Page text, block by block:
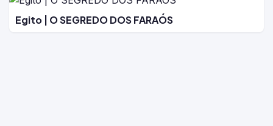
Egito | O SEGREDO DOS FARAÓS